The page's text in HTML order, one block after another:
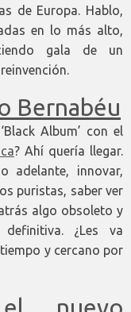
de Europa. Hablo,
en lo más alto,
gala de un
Bernabéu
Album’ con el
? Ahí quería llegar.
adelante, innovar,
puristas, saber ver
algo obsoleto y
¿Les va
y cercano por